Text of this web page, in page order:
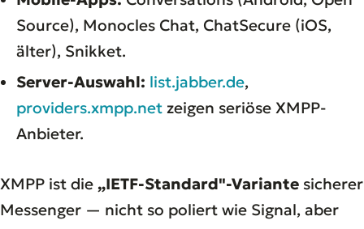
Source), Monocles Chat, ChatSecure (iOS,
älter), Snikket.
Server-Auswahl: list.jabber.de,
providers.xmpp.net zeigen seriöse XMPP-
Anbieter.
XMPP ist die „IETF-Standard"-Variante sicherer
Messenger — nicht so poliert wie Signal, aber